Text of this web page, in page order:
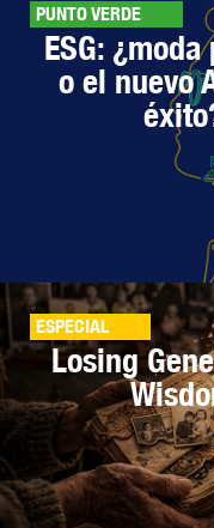
PUNTO VERDE
ESG:
o el nuevo
ESPECIAL
Losing